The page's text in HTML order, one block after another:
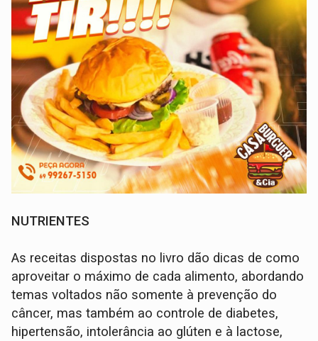
NUTRIENTES
As receitas dispostas no livro dão dicas de como
aproveitar o máximo de cada alimento, abordando
temas voltados não somente à prevenção do
câncer, mas também ao controle de diabetes,
hipertensão, intolerância ao glúten e à lactose,